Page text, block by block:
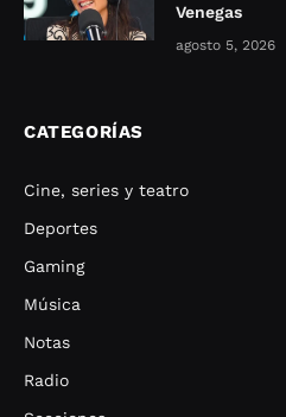
Venegas
agosto 5, 2026
CATEGORÍAS
Cine, series y teatro
Deportes
Gaming
Música
Notas
Radio